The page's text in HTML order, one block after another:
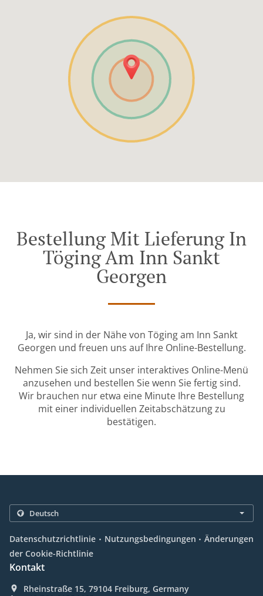
Bestellung Mit Lieferung In
Töging Am Inn Sankt
Georgen
Ja, wir sind in der Nähe von Töging am Inn Sankt
Georgen und freuen uns auf Ihre Online-Bestellung.
Nehmen Sie sich Zeit unser interaktives Online-Menü
anzusehen und bestellen Sie wenn Sie fertig sind.
Wir brauchen nur etwa eine Minute Ihre Bestellung
mit einer individuellen Zeitabschätzung zu
bestätigen.
Datenschutzrichtlinie . Nutzungsbedingungen . Änderungen
der Cookie-Richtlinie
Kontakt
Rheinstraße 15, 79104 Freiburg, Germany